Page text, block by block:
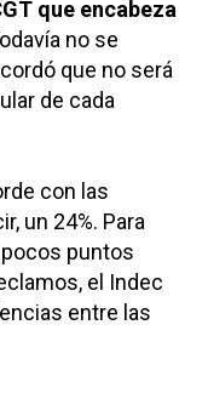
que encabeza
no se
que no será
de cada
con las
un 24%. Para
puntos
el Indec
entre las